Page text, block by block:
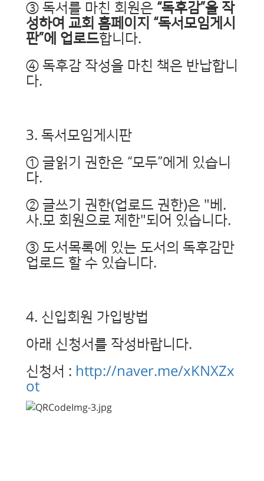
③ 독서를 마친 회원은 “독후감”을 작
성하여 교회 홈페이지 “독서모임게시
판”에 업로드합니다.
④ 독후감 작성을 마친 책은 반납합니
다.
3. 독서모임게시판
① 글읽기 권한은 “모두”에게 있습니
다.
② 글쓰기 권한(업로드 권한)은 "베.
사.모 회원으로 제한"되어 있습니다.
③ 도서목록에 있는 도서의 독후감만
업로드 할 수 있습니다.
4. 신입회원 가입방법
아래 신청서를 작성바랍니다.
신청서 : http://naver.me/xKNXZx
ot